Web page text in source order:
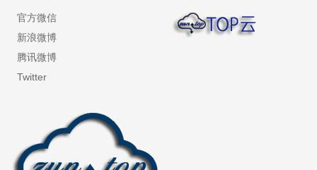
官方微信
新浪微博
腾讯微博
Twitter